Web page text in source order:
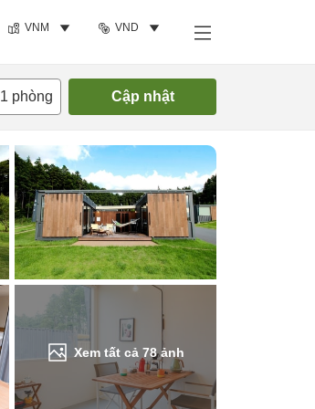
VNM VND
1 phòng Cập nhật
Xem tất cả78ảnh
Tìm phòng trống